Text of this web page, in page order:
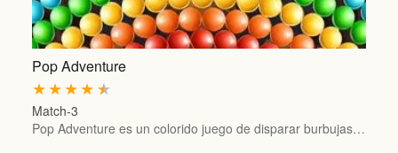
Pop Adventure
★
★
★
★
★
Match-3
Pop Adventure es un colorido juego de disparar burbujas…